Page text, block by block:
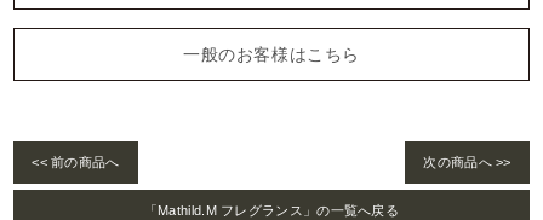
一般のお客様はこちら
<< 前の商品へ 次の商品へ >>
「Mathild.M フレグランス」の一覧へ戻る